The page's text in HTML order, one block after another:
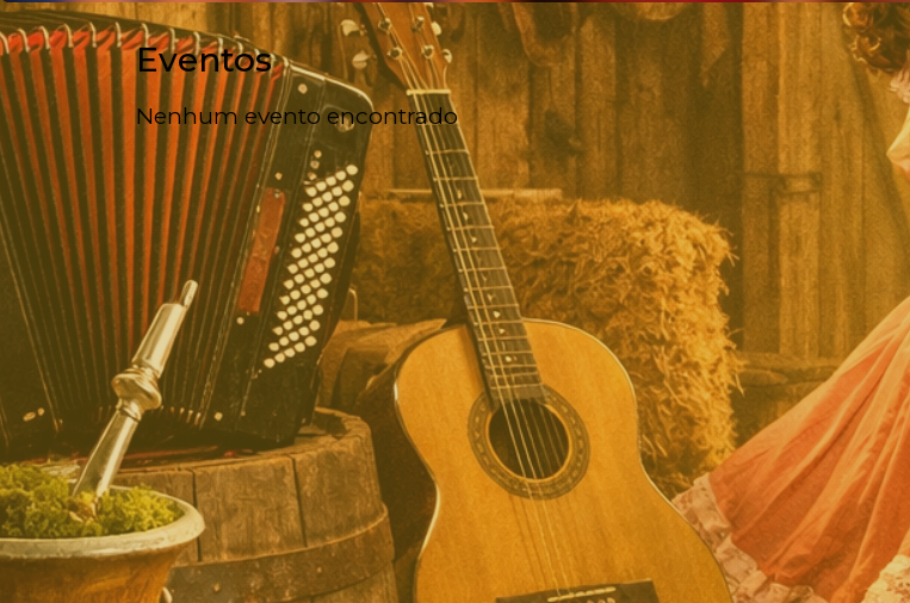
Eventos
Nenhum evento encontrado